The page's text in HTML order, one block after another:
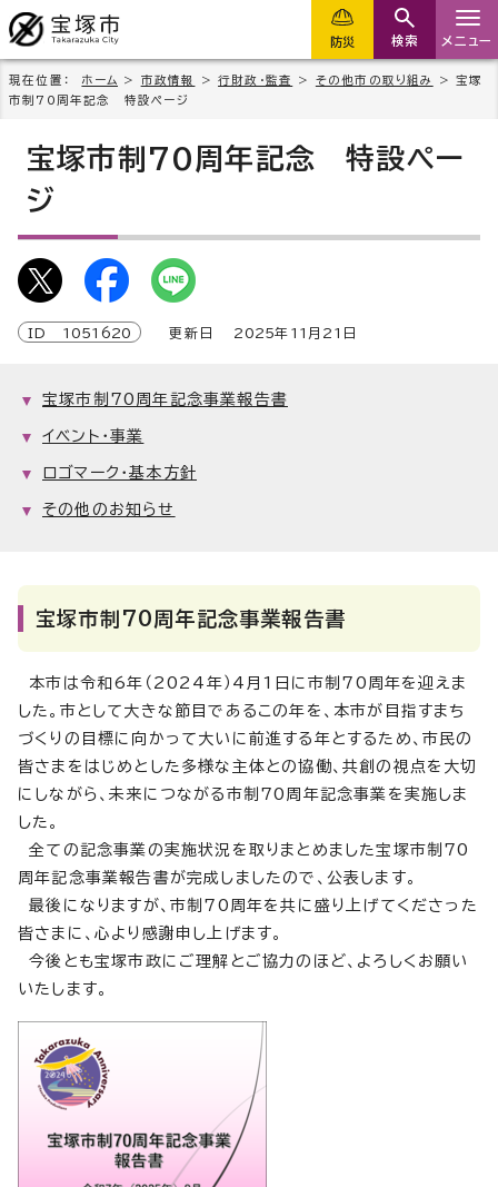
防災 検索 メニュー
現在位置： ホーム > 市政情報 >行財政・監査 > その他市の取り組み
> 宝塚
市制70周年記念 特設ページ
宝塚市制70周年記念 特設ペー
ジ
ID 1051620 更新日 2025年 11 月 21 日
宝塚市制70周年記念事業報告書
イベント・事業
ロゴマーク・基本方針
その他のお知らせ
宝塚市制70周年記念事業報告書
本市は令和6年（2024年）4月1日に市制70周年を迎えま
した。市として大きな節目であるこの年を、本市が目指すまち
づくりの目標に向かって大いに前進する年とするため、市民の
皆さまをはじめとした多様な主体との協働、共創の視点を大切
にしながら、未来につながる市制70周年記念事業を実施しま
した。
全ての記念事業の実施状況を取りまとめました宝塚市制70
周年記念事業報告書が完成しましたので、公表します。
最後になりますが、市制70周年を共に盛り上げてくださった
皆さまに、心より感謝申し上げます。
今後とも宝塚市政にご理解とご協力のほど、よろしくお願い
いたします。